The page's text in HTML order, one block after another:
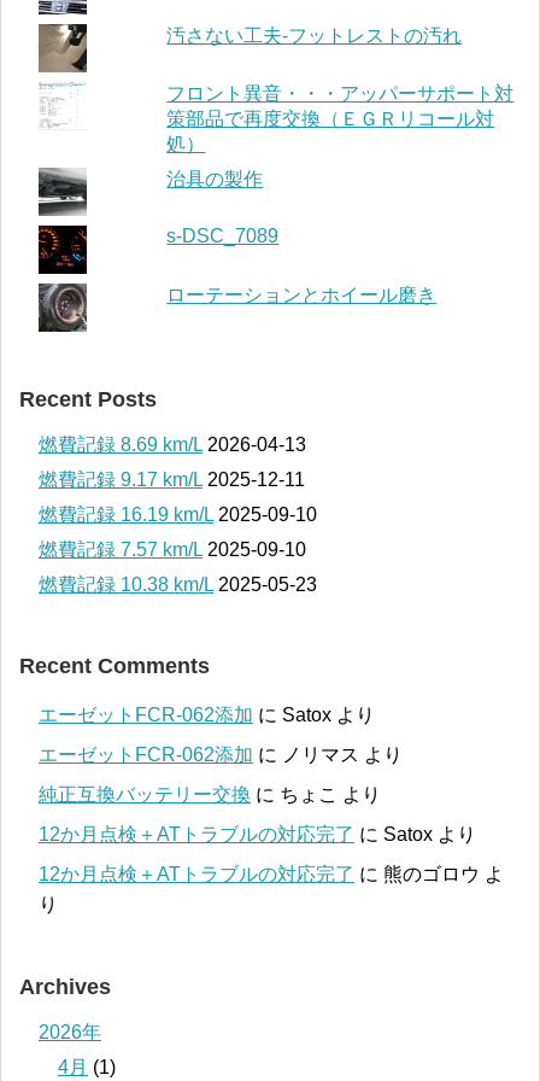
汚さない工夫-フットレストの汚れ
フロント異音・・・アッパーサポート対
策部品で再度交換（ＥＧＲリコール対
処）
治具の製作
s-DSC_7089
ローテーションとホイール磨き
Recent Posts
燃費記録 8.69 km/L 2026-04-13
燃費記録 9.17 km/L 2025-12-11
燃費記録 16.19 km/L 2025-09-10
燃費記録 7.57 km/L 2025-09-10
燃費記録 10.38 km/L 2025-05-23
Recent Comments
エーゼットFCR-062添加 に Satox より
エーゼットFCR-062添加 に ノリマス より
純正互換バッテリー交換 に ちょこ より
12か月点検＋ATトラブルの対応完了 に Satox より
12か月点検＋ATトラブルの対応完了 に 熊のゴロウ よ
り
Archives
2026年
4月 (1)